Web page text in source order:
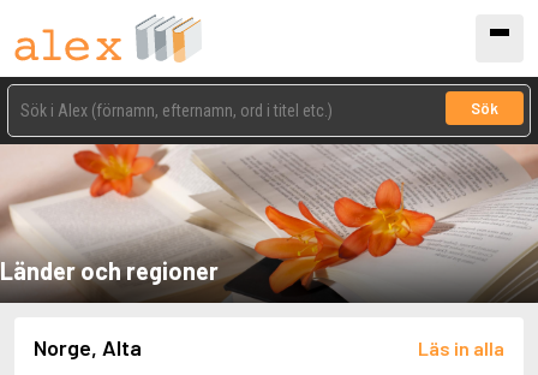
Sök
Länder och regioner
Norge, Alta Läs in alla